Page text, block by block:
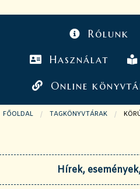
Rólunk
Használat
Online
FŐOLDAL TAGKÖNYVTÁRAK
Hírek,